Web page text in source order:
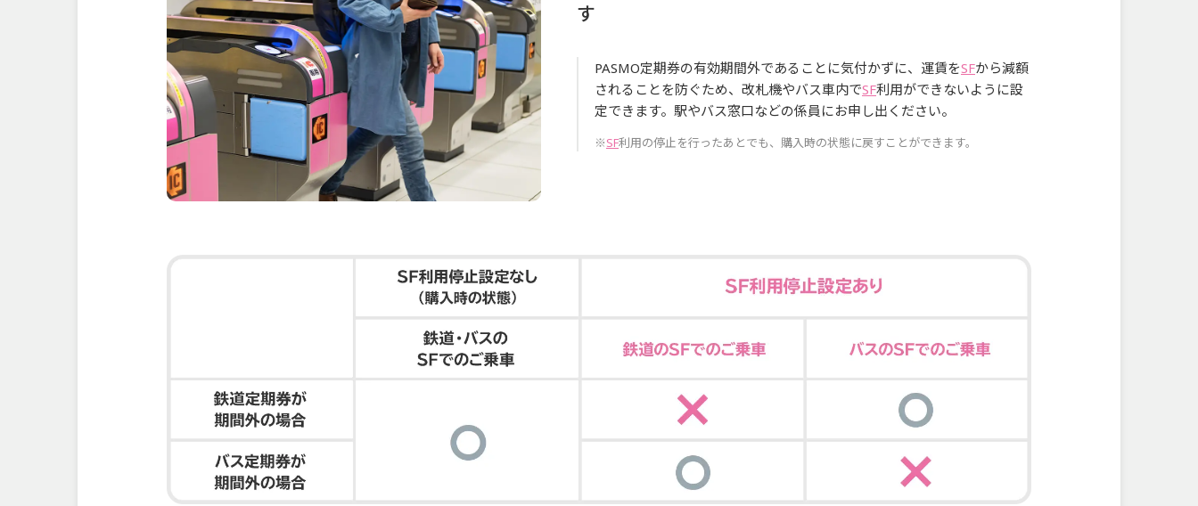
す
PASMO定期券の有効期間外であることに気付かずに、運賃をSFから減額
されることを防ぐため、改札機やバス車内でSF利用ができないように設
定できます。駅やバス窓口などの係員にお申し出ください。
※SF利用の停止を行ったあとでも、購入時の状態に戻すことができます。